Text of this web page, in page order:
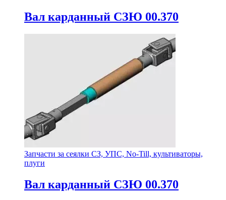
Вал карданный СЗЮ 00.370
Запчасти за сеялки СЗ, УПС, No-Till, культиваторы,
плуги
Вал карданный СЗЮ 00.370